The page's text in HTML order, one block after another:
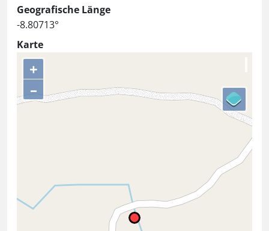
Geografische Länge
-8.80713°
Karte
+
–